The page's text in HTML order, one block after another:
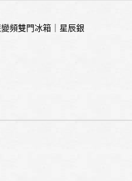
頻雙門冰箱｜星辰銀